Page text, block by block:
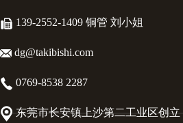
139-2552-1409 铜管 刘小姐
dg@takibishi.com
0769-8538 2287
东莞市长安镇上沙第二工业区创立